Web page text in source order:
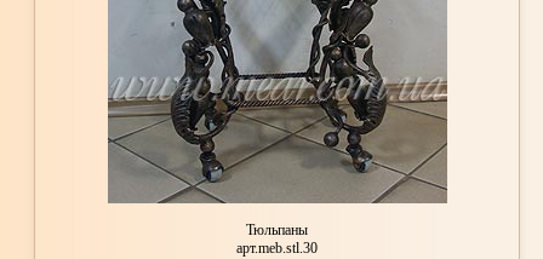
Тюльпаны
арт.meb.stl.30